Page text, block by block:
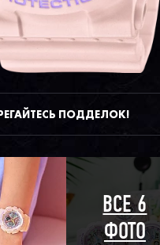
ПОДДЕЛОК!
ВСЕ 6
ФОТО